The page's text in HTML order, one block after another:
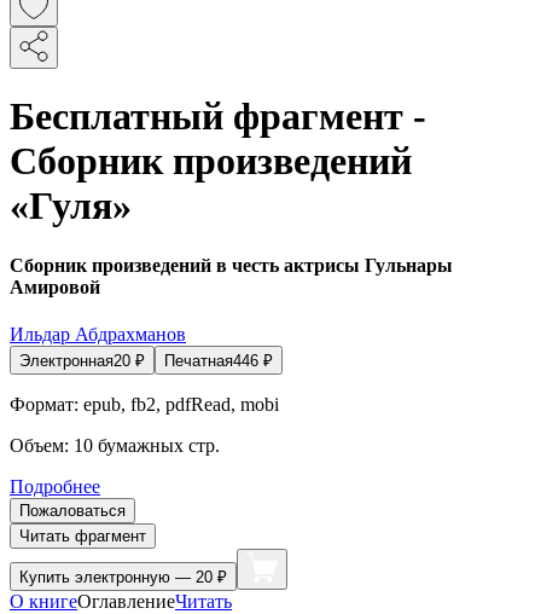
Бесплатный фрагмент -
Сборник произведений
«Гуля»
Сборник произведений в честь актрисы Гульнары
Амировой
Ильдар Абдрахманов
Электронная20 ₽ Печатная446 ₽
Формат: epub, fb2, pdfRead, mobi
Объем: 10 бумажных стр.
Подробнее
Пожаловаться
Читать фрагмент
Купить электронную — 20 ₽
О книгеОглавлениеЧитать